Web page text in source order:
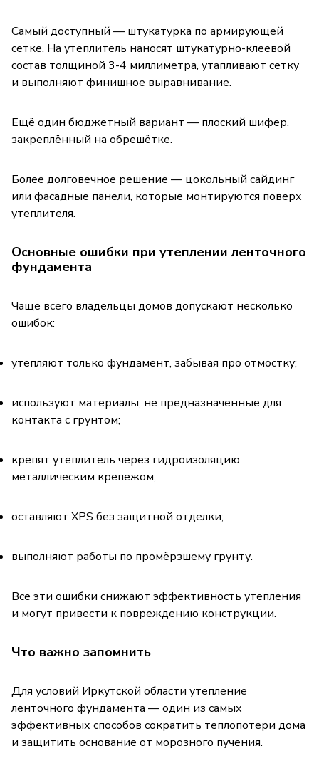
Самый доступный — штукатурка по армирующей
сетке. На утеплитель наносят штукатурно-клеевой
состав толщиной 3-4 миллиметра, утапливают сетку
и выполняют финишное выравнивание.
Ещё один бюджетный вариант — плоский шифер,
закреплённый на обрешётке.
Более долговечное решение — цокольный сайдинг
или фасадные панели, которые монтируются поверх
утеплителя.
Основные ошибки при утеплении ленточного
фундамента
Чаще всего владельцы домов допускают несколько
ошибок:
утепляют только фундамент, забывая про отмостку;
используют материалы, не предназначенные для
контакта с грунтом;
крепят утеплитель через гидроизоляцию
металлическим крепежом;
оставляют XPS без защитной отделки;
выполняют работы по промёрзшему грунту.
Все эти ошибки снижают эффективность утепления
и могут привести к повреждению конструкции.
Что важно запомнить
Для условий Иркутской области утепление
ленточного фундамента — один из самых
эффективных способов сократить теплопотери дома
и защитить основание от морозного пучения.